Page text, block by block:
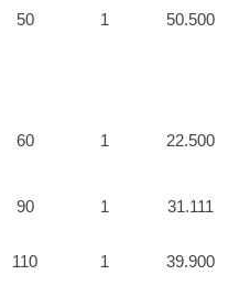
50 1 50.500
60 1 22.500
90 1 31.111
110 1 39.900